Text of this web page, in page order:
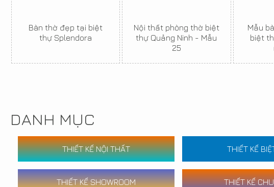
Bàn thờ đẹp tại biệt
thự Splendora
Nội thất phòng thờ biệt
thự Quảng Ninh - Mẫu
25
Mẫu
biệt
DANH MỤC
THIẾT KẾ NỘI THẤT THIẾT KẾ
THIẾT KẾ SHOWROOM THIẾT KẾ